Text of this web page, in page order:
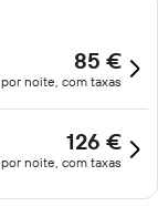
85 €
por noite, com taxas
126 €
por noite, com taxas